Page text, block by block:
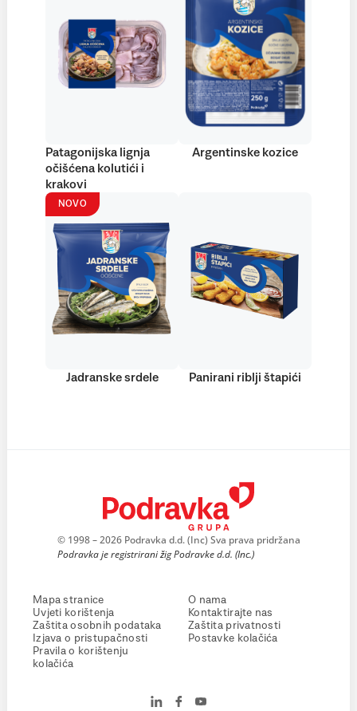
Patagonijska lignja
očišćena kolutići i
krakovi
Argentinske kozice
NOVO
Jadranske srdele Panirani riblji štapići
© 1998 – 2026 Podravka d.d. (Inc) Sva prava pridržana
Podravka je registrirani žig Podravke d.d. (Inc.)
Mapa stranice
Uvjeti korištenja
Zaštita osobnih podataka
Izjava o pristupačnosti
Pravila o korištenju
kolačića
O nama
Kontaktirajte nas
Zaštita privatnosti
Postavke kolačića